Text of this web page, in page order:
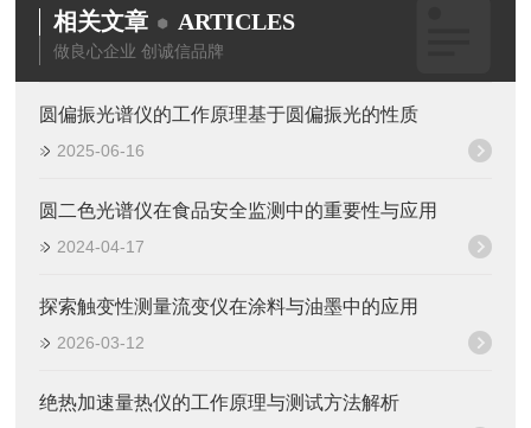
相关文章 ARTICLES
做良心企业 创诚信品牌
圆偏振光谱仪的工作原理基于圆偏振光的性质
2025-06-16
圆二色光谱仪在食品安全监测中的重要性与应用
2024-04-17
探索触变性测量流变仪在涂料与油墨中的应用
2026-03-12
绝热加速量热仪的工作原理与测试方法解析